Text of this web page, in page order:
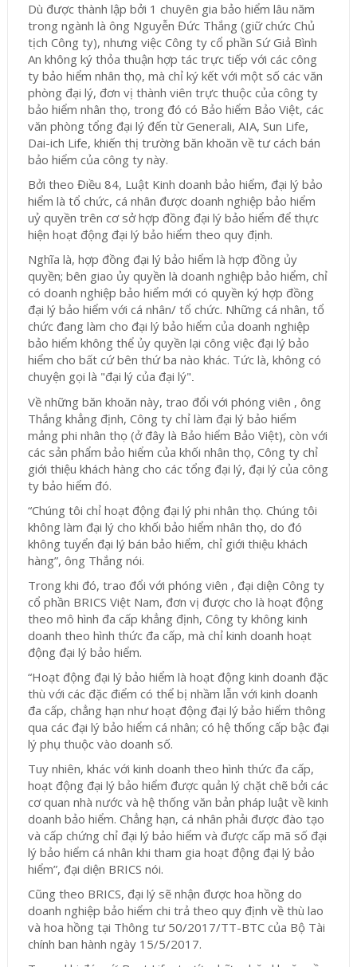
Dù được thành lập bởi 1 chuyên gia bảo hiểm lâu năm
trong ngành là ông Nguyễn Đức Thắng (giữ chức Chủ
tịch Công ty), nhưng việc Công ty cổ phần Sứ Giả Bình
An không ký thỏa thuận hợp tác trực tiếp với các công
ty bảo hiểm nhân thọ, mà chỉ ký kết với một số các văn
phòng đại lý, đơn vị thành viên trực thuộc của công ty
bảo hiểm nhân thọ, trong đó có Bảo hiểm Bảo Việt, các
văn phòng tổng đại lý đến từ Generali, AIA, Sun Life,
Dai-ich Life, khiến thị trường băn khoăn về tư cách bán
bảo hiểm của công ty này.
Bởi theo Điều 84, Luật Kinh doanh bảo hiểm, đại lý bảo
hiểm là tổ chức, cá nhân được doanh nghiệp bảo hiểm
uỷ quyền trên cơ sở hợp đồng đại lý bảo hiểm để thực
hiện hoạt động đại lý bảo hiểm theo quy định.
Nghĩa là, hợp đồng đại lý bảo hiểm là hợp đồng ủy
quyền; bên giao ủy quyền là doanh nghiệp bảo hiểm, chỉ
có doanh nghiệp bảo hiểm mới có quyền ký hợp đồng
đại lý bảo hiểm với cá nhân/ tổ chức. Những cá nhân, tổ
chức đang làm cho đại lý bảo hiểm của doanh nghiệp
bảo hiểm không thể ủy quyền lại công việc đại lý bảo
hiểm cho bất cứ bên thứ ba nào khác. Tức là, không có
chuyện gọi là "đại lý của đại lý"
Về những băn khoăn này, trao đổi với phóng viên , ông
Thắng khẳng định, Công ty chỉ làm đại lý bảo hiểm
mảng phi nhân thọ (ở đây là Bảo hiểm Bảo Việt), còn với
các sản phẩm bảo hiểm của khối nhân thọ, Công ty chỉ
giới thiệu khách hàng cho các tổng đại lý, đại lý của công
ty bảo hiểm đó.
“Chúng tôi chỉ hoạt động đại lý phi nhân thọ. Chúng tôi
không làm đại lý cho khối bảo hiểm nhân thọ, do đó
không tuyển đại lý bán bảo hiểm, chỉ giới thiệu khách
hàng”, ông Thắng nói.
Trong khi đó, trao đổi với phóng viên , đại diện Công ty
cổ phần BRICS Việt Nam, đơn vị được cho là hoạt động
theo mô hình đa cấp khẳng định, Công ty không kinh
doanh theo hình thức đa cấp, mà chỉ kinh doanh hoạt
động đại lý bảo hiểm.
“Hoạt động đại lý bảo hiểm là hoạt động kinh doanh đặc
thù với các đặc điểm có thể bị nhầm lẫn với kinh doanh
đa cấp, chẳng hạn như hoạt động đại lý bảo hiểm thông
qua các đại lý bảo hiểm cá nhân; có hệ thống cấp bậc đại
lý phụ thuộc vào doanh số.
Tuy nhiên, khác với kinh doanh theo hình thức đa cấp,
hoạt động đại lý bảo hiểm được quản lý chặt chẽ bởi các
cơ quan nhà nước và hệ thống văn bản pháp luật về kinh
doanh bảo hiểm. Chẳng hạn, cá nhân phải được đào tạo
và cấp chứng chỉ đại lý bảo hiểm và được cấp mã số đại
lý bảo hiểm cá nhân khi tham gia hoạt động đại lý bảo
hiểm”, đại diện BRICS nói.
Cũng theo BRICS, đại lý sẽ nhận được hoa hồng do
doanh nghiệp bảo hiểm chi trả theo quy định về thù lao
và hoa hồng tại Thông tư 50/2017/TT-BTC của Bộ Tài
chính ban hành ngày 15/5/2017.